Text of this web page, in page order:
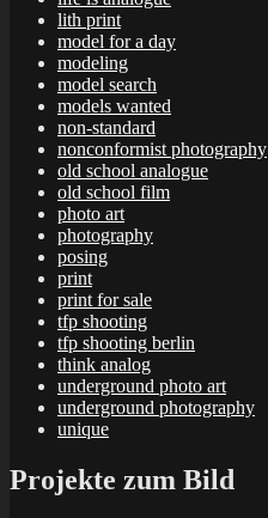
lith print
model for a day
modeling
model search
models wanted
non-standard
nonconformist photography
old school analogue
old school film
photo art
photography
posing
print
print for sale
tfp shooting
tfp shooting berlin
think analog
underground photo art
underground photography
unique
Projekte zum Bild